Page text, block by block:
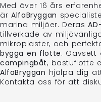
Med över 16 års
ärAlfaBryggan
marina miljöer. Deras
tillverkade av
mikroplaster, och
bygga en flotte. Oavsett
campingbåt, bastuflotte
AlfaBryggan hjälpa dig
Kontakta oss för att